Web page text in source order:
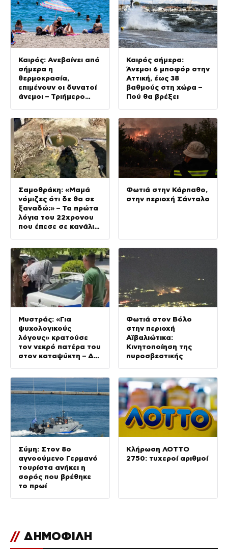
Καιρός: Ανεβαίνει από
σήμερα η
θερμοκρασία,
επιμένουν οι δυνατοί
άνεμοι – Τριήμερο
Καιρός σήμερα:
Άνεμοι 6 μποφόρ στην
Αττική, έως 38
βαθμούς στη χώρα –
Πού θα βρέξει
Σαμοθράκη: «Μαμά
νόμιζες ότι δε θα σε
ξαναδώ;» – Τα πρώτα
λόγια του 22χρονου
που έπεσε σε κανάλι
Φωτιά στην Κάρπαθο,
στην περιοχή Σάνταλο
Μυστράς: «Για
ψυχολογικούς
λόγους» κρατούσε
τον νεκρό πατέρα του
στον καταψύκτη – Δεν
σύμφωνα με τον
δικηγόρο του
Φωτιά στον Βόλο
στην περιοχή
Αϊβαλιώτικα:
Κινητοποίηση της
πυροσβεστικής
Σύμη: Στον 8ο
αγνοούμενο Γερμανό
τουρίστα ανήκει η
σορός που βρέθηκε
το πρωί
Κλήρωση ΛΟΤΤΟ
2750: τυχεροί αριθμοί
// ΔΗΜΟΦΙΛΗ